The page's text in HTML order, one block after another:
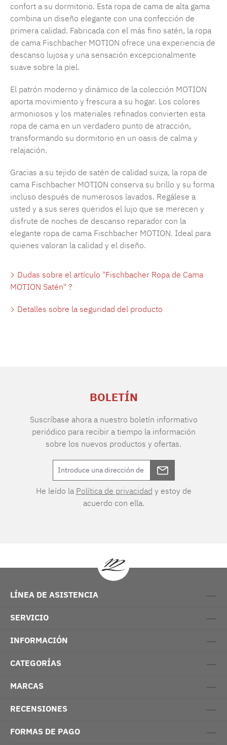
confort a su dormitorio. Esta ropa de cama de alta gama
combina un diseño elegante con una confección de
primera calidad. Fabricada con el más fino satén, la ropa
de cama Fischbacher MOTION ofrece una experiencia de
descanso lujosa y una sensación excepcionalmente
suave sobre la piel.
El patrón moderno y dinámico de la colección MOTION
aporta movimiento y frescura a su hogar. Los colores
armoniosos y los materiales refinados convierten esta
ropa de cama en un verdadero punto de atracción,
transformando su dormitorio en un oasis de calma y
relajación.
Gracias a su tejido de satén de calidad suiza, la ropa de
cama Fischbacher MOTION conserva su brillo y su forma
incluso después de numerosos lavados. Regálese a
usted y a sus seres queridos el lujo que se merecen y
disfrute de noches de descanso reparador con la
elegante ropa de cama Fischbacher MOTION. Ideal para
quienes valoran la calidad y el diseño.
Dudas sobre el artículo "Fischbacher Ropa de Cama
MOTION Satén" ?
Detalles sobre la seguridad del producto
BOLETÍN
Suscríbase ahora a nuestro boletín informativo
periódico para recibir a tiempo la información
sobre los nuevos productos y ofertas.
He leído la Política de privacidad y estoy de
acuerdo con ella.
LÍNEA DE ASISTENCIA
SERVICIO
INFORMACIÓN
CATEGORÍAS
MARCAS
RECENSIONES
FORMAS DE PAGO